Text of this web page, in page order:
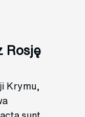
Rosję
Krymu,
sunt